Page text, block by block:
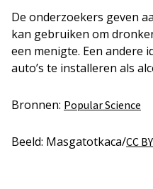
De onderzoekers geven
kan gebruiken om
een menigte. Een andere
auto’s te installeren als
Bronnen: Popular Science
Beeld: Masgatotkaca/CC